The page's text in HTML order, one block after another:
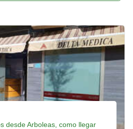
desde Arboleas, como llegar